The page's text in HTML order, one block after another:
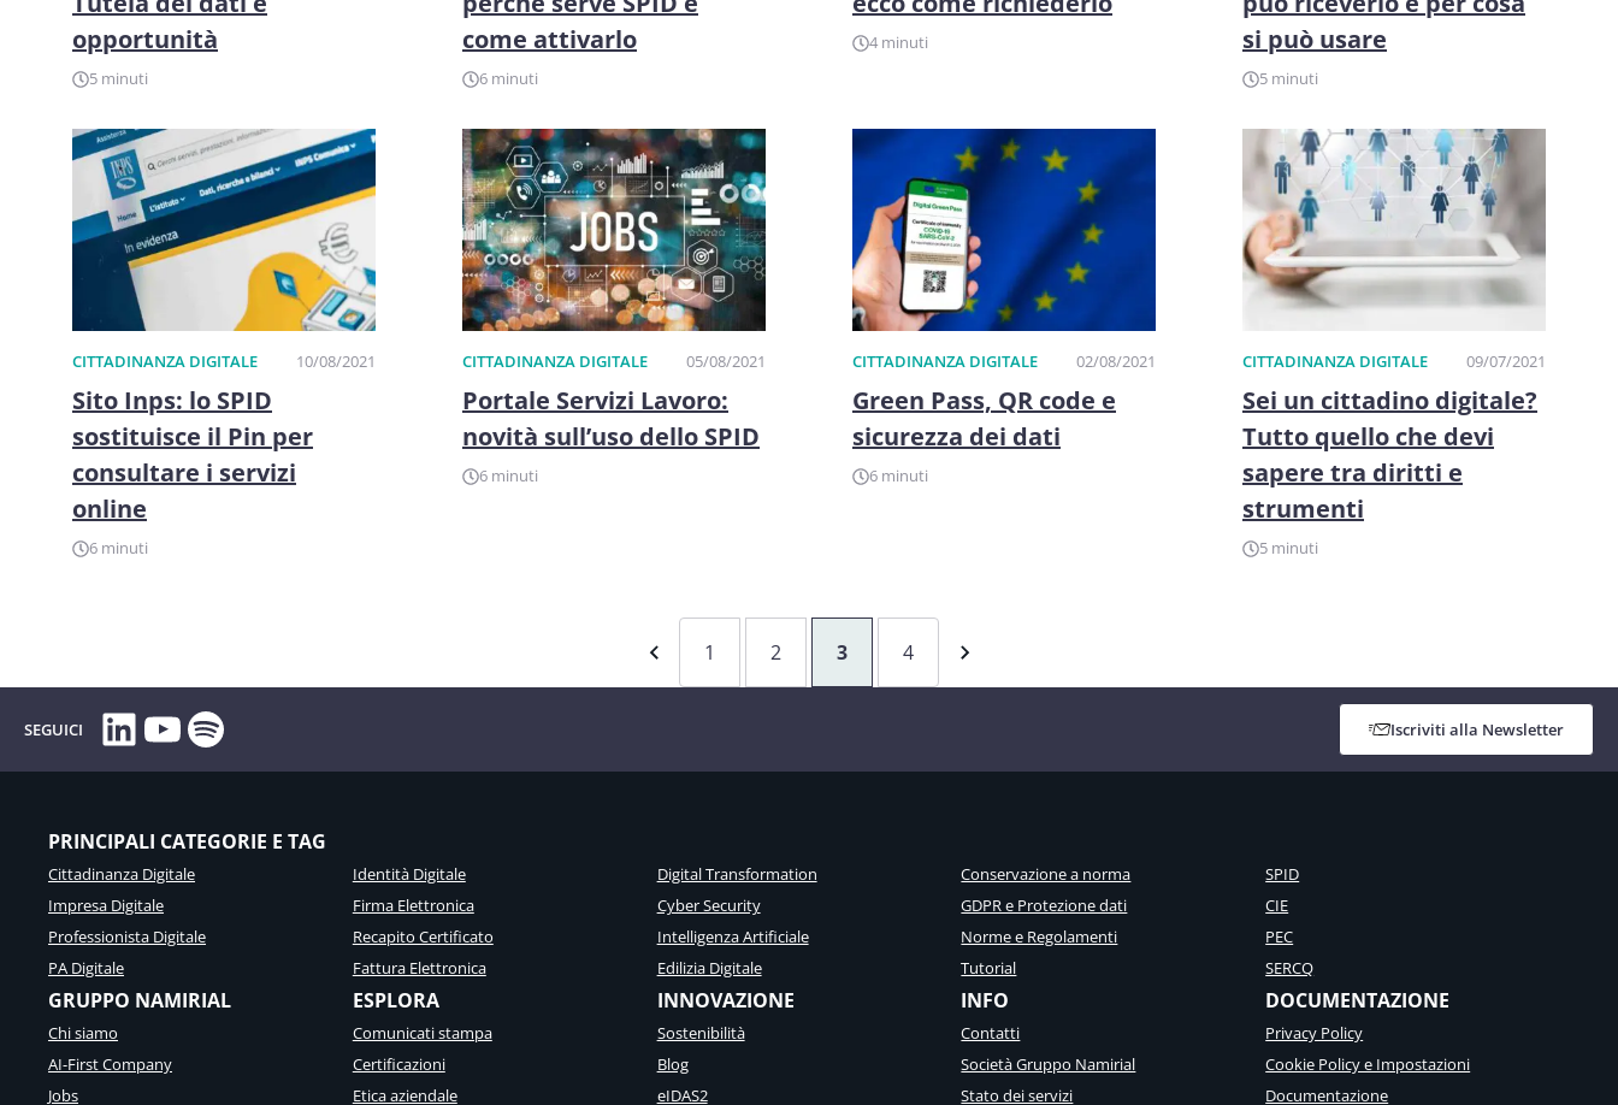
opportunità
5 minuti
come attivarlo
6 minuti
4 minuti
si può usare
5 minuti
CITTADINANZA DIGITALE 10/08/2021
Sito Inps: lo SPID
sostituisce il Pin per
consultare i servizi
online
6 minuti
CITTADINANZA DIGITALE 05/08/2021
Portale Servizi Lavoro:
novità sull’uso dello SPID
6 minuti
CITTADINANZA DIGITALE 02/08/2021
Green Pass, QR code e
sicurezza dei dati
6 minuti
CITTADINANZA DIGITALE 09/07/2021
Sei un cittadino digitale?
Tutto quello che devi
sapere tra diritti e
strumenti
5 minuti
1 2 3 4
SEGUICI LinkedIn
YouTube
Spotify Iscriviti alla Newsletter
PRINCIPALI CATEGORIE E TAG
Cittadinanza Digitale
Impresa Digitale
Professionista Digitale
PA Digitale
Identità Digitale
Firma Elettronica
Recapito Certificato
Fattura Elettronica
Digital Transformation
Cyber Security
Intelligenza Artificiale
Edilizia Digitale
Conservazione a norma
GDPR e Protezione dati
Norme e Regolamenti
Tutorial
SPID
CIE
PEC
SERCQ
GRUPPO NAMIRIAL
Chi siamo
AI-First Company
Jobs
ESPLORA
Comunicati stampa
Certificazioni
Etica aziendale
INNOVAZIONE
Sostenibilità
Blog
eIDAS2
INFO
Contatti
Società Gruppo Namirial
Stato dei servizi
DOCUMENTAZIONE
Privacy Policy
Cookie Policy e Impostazioni
Documentazione